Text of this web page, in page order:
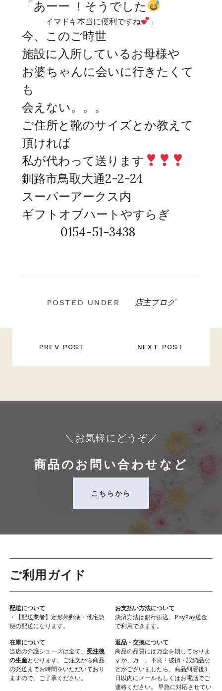
「あーー ！そうでした
イマドキ本当に便利ですね 」
今、このご時世
施設に入所しているお母様や
お婆ちゃんに会いに行きたくて
も
会えない。。。
ご住所と靴のサイズとか教えて
頂ければ
私が代わって送ります
釧路市鳥取大通2-2-24
スーパーアークス内
ギフトオブハートやすらぎ
0154-51-3438
POSTED UNDER 店主ブログ
ー
PREV POST NEXT POST
＼お気軽にどうぞ／
商品のお問い合わせなど
こちらから
ご利用ガイド
配送について
・【配送業者】定形外郵便・他宅急
便の配送になります。
在庫について
当店の介護シューズは全て、 受注後
の生産となります。ご注文から商品
の発送までお時間をいただいており
ますので、ご了承ください。
お支払い方法について
決済方法は銀行振込、PayPay送金
で利用できます。
返品・交換について
商品の品質には万全を期しておりま
すが、万一、不良・破損・誤納品な
どがございましたら、商品到着後3
日以内にメールもしくはお電話でご
連絡ください。 早急に対応させてい